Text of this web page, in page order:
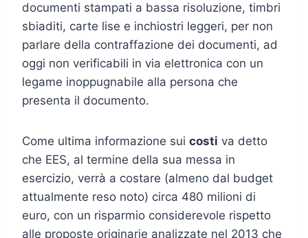
documenti stampati a bassa risoluzione, timbri
sbiaditi, carte lise e inchiostri leggeri, per non
parlare della contraffazione dei documenti, ad
oggi non verificabili in via elettronica con un
legame inoppugnabile alla persona che
presenta il documento.
Come ultima informazione sui costi va detto
che EES, al termine della sua messa in
esercizio, verrà a costare (almeno dal budget
attualmente reso noto) circa 480 milioni di
euro, con un risparmio considerevole rispetto
alle proposte originarie analizzate nel 2013 che